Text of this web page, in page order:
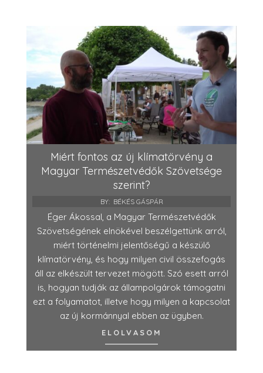
Miért fontos az új klímatörvény a
Magyar Természetvédők Szövetsége
szerint?
BY: BÉKÉS GÁSPÁR
Éger Ákossal, a Magyar Természetvédők
Szövetségének elnökével beszélgettünk arról,
miért történelmi jelentőségű a készülő
klímatörvény, és hogy milyen civil összefogás
áll az elkészült tervezet mögött. Szó esett arról
is, hogyan tudják az állampolgárok támogatni
ezt a folyamatot, illetve hogy milyen a kapcsolat
az új kormánnyal ebben az ügyben.
ELOLVASOM